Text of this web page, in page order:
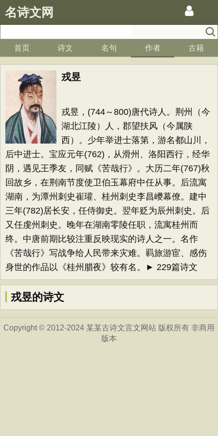
名诗文网
首页 诗文 名句 作者 古籍
戎昱
戎昱，(744～800)唐代诗人。荆州（今
湖北江陵）人，郡望扶风（今属陕
西）。少年举进士落第，游名都山川，
后中进士。宝应元年(762)，从滑州、洛阳西行，经华
阴，遇见王季友，同赋《苦哉行》。大历二年(767)秋
回故乡，在荆南节度使卫伯玉幕府中任从事。后流寓
湖南，为潭州刺史崔瓘、桂州刺史李昌巙幕僚。建中
三年(782)居长安，任侍御史。翌年贬为辰州刺史。后
又任虔州刺史。晚年在湖南零陵任职，流寓桂州而
终。中唐前期比较注重反映现实的诗人之一。名作
《苦哉行》写战争给人民带来灾难。羁旅游宦、感伤
身世的作品以《桂州腊夜》较有名。► 229篇诗文
戎昱的诗文
Copyright © 2012-2024 某某古诗文言文网站 版权所有 非商用
版本